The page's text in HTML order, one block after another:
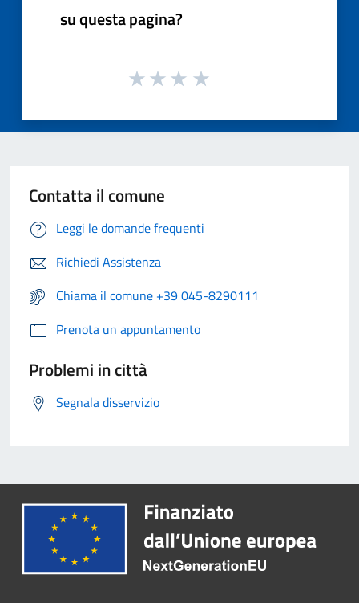
su questa pagina?
Contatta il comune
Leggi le domande frequenti
Richiedi Assistenza
Chiama il comune +39 045-8290111
Prenota un appuntamento
Problemi in città
Segnala disservizio